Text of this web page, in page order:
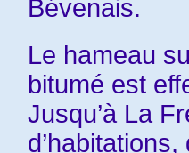
Bévenais.
Le hameau
bitumé est
Jusqu’à La